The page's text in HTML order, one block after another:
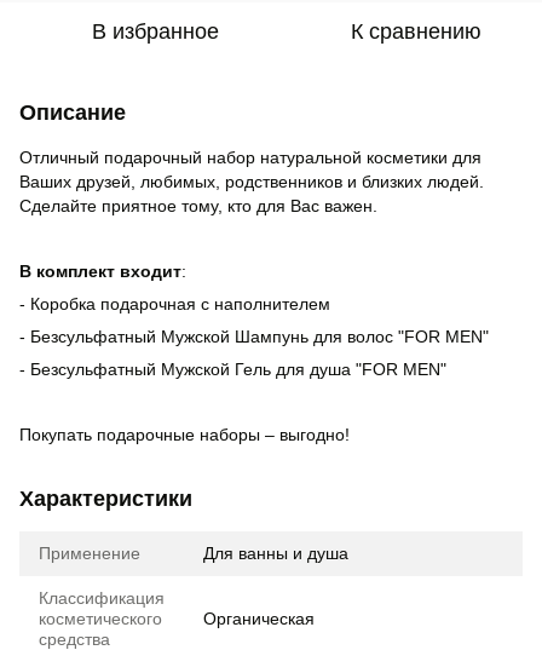
В избранное К сравнению
Описание
Отличный подарочный набор натуральной косметики для
Ваших друзей, любимых, родственников и близких людей.
Сделайте приятное тому, кто для Вас важен.
В комплект входит:
- Коробка подарочная с наполнителем
- Безсульфатный Мужской Шампунь для волос "FOR MEN"
- Безсульфатный Мужской Гель для душа "FOR MEN"
Покупать подарочные наборы – выгодно!
Характеристики
Применение Для ванны и душа
Классификация
косметического
средства
Органическая